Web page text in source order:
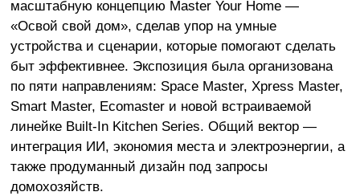
масштабную концепцию Master Your Home —
«Освой свой дом», сделав упор на умные
устройства и сценарии, которые помогают сделать
быт эффективнее. Экспозиция была организована
по пяти направлениям: Space Master, Xpress Master,
Smart Master, Ecomaster и новой встраиваемой
линейке Built-In Kitchen Series. Общий вектор —
интеграция ИИ, экономия места и электроэнергии, а
также продуманный дизайн под запросы
домохозяйств.